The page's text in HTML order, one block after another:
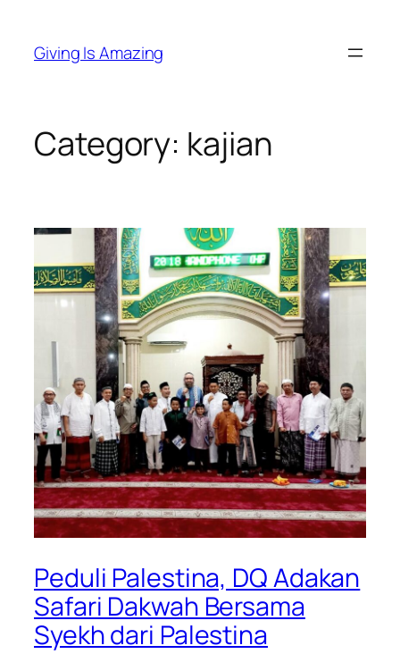
content
Giving Is Amazing
Category: kajian
Peduli Palestina, DQ Adakan
Safari Dakwah Bersama
Syekh dari Palestina